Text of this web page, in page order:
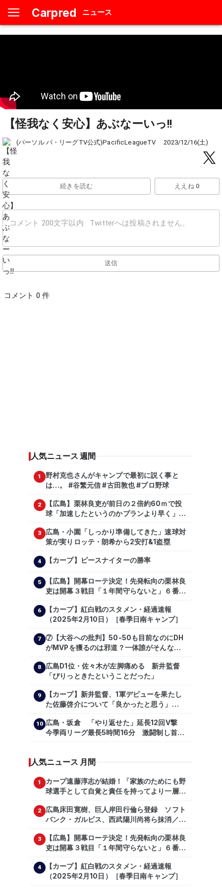
Carpred ニュース
【怪我なく安心】あぶなーいっ!!
(パーソル パ・リーグTV公式)PacificLeagueTV 2023/12/16(土)
続きを読む ええね 0
送信
コメント 0 件
人気ニュース 週間
1
野村克也さんがキャンプで最初に説く事と
は…。 #谷繁元信 #古田敦也 #プロ野球
2
【広島】栗林良吏が前日の２倍約60ｍで投
球「加速したというのかプランより早く」自
3
広島・小園「しっかり準備してきた」速球対
策が実りロッテ・朗希から2安打&1盗塁
4 【カープ】ピースナイターの勝率
5
【広島】開幕ローテ決定！先発転向の栗林良
吏は開幕３戦目「１年間守らないと」６番手
6
【カープ】紅白戦のスタメン・経過速報
（2025年2月10日）［春季日南キャンプ］
7
⑦【大谷への批判】50-50も目前なのにDH
がMVPを獲るのは邪道？一体誰がそんな事
【shoheiohtani】【池田親興】【高橋慶
彦】【広島東洋カープ】【プロ野球】
8
広島D1位・佐々木が左脚痛める 新井監督
「ぴりっときたということだった」
9
【カープ】新井監督、1軍デビューを果たし
た佐藤啓介について「良かったと思う」
10 広島・坂倉 「やり返せた」延長12回V撃
今季両リーグ最長5時間16分 激闘制し首位
人気ニュース 月間
1
カープ遠藤淳志が結婚！「家族のためにも野
球選手として自覚と責任を持ってより一層頑
2
広島床田寛樹、巨人岸田行倫ら登録 ソフト
バンク・ガルビス、西武陽川尚将ら抹消／２
3
【広島】開幕ローテ決定！先発転向の栗林良
吏は開幕３戦目「１年間守らないと」６番手
4
【カープ】紅白戦のスタメン・経過速報
（2025年2月10日）［春季日南キャンプ］